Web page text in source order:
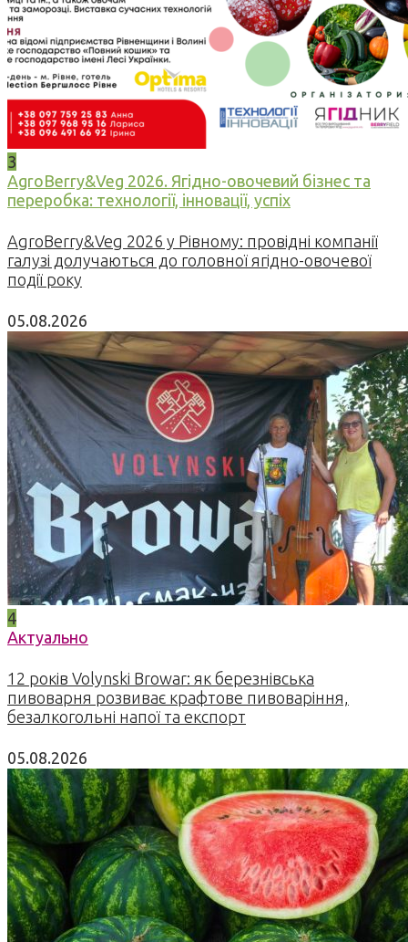
3
AgroBerry&Veg 2026. Ягідно-овочевий бізнес та
переробка: технології, інновації, успіх
AgroBerry&Veg 2026 у Рівному: провідні компанії
галузі долучаються до головної ягідно-овочевої
події року
05.08.2026
4
Актуально
12 років Volynski Browar: як березнівська
пивоварня розвиває крафтове пивоваріння,
безалкогольні напої та експорт
05.08.2026